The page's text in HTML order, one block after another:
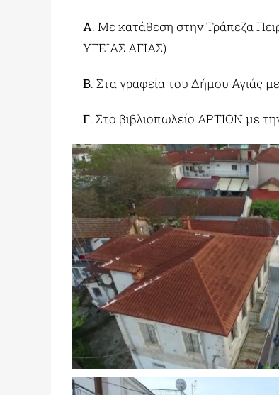
Α. Με κατάθεση στην Τράπεζα
ΥΓΕΙΑΣ ΑΓΙΑΣ)
B. Στα γραφεία του Δήμου Αγιάς
Γ. Στο βιβλιοπωλείο ΑΡΤΙΟΝ με